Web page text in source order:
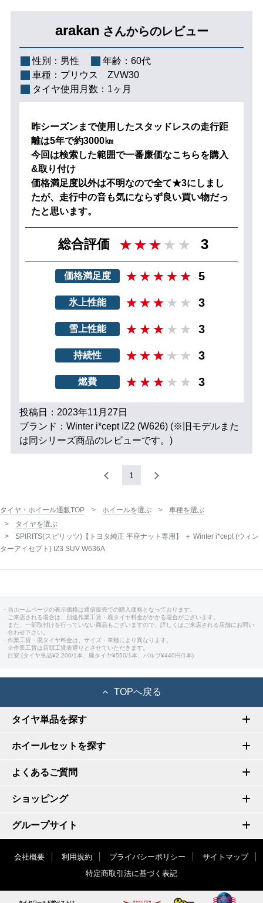
arakan さんからのレビュー
性別： 男性 年齢： 60代
車種： プリウス ZVW30
タイヤ使用月数： 1ヶ月
昨シーズンまで使用したスタッドレスの走行距
離は5年で約3000㎞
今回は検索した範囲で一番廉価なこちらを購入
&取り付け
価格満足度以外は不明なので全て★3にしまし
たが、走行中の音も気にならず良い買い物だっ
たと思います。
総合評価 3
価格満足度 5
氷上性能 3
雪上性能 3
持続性 3
燃費 3
投稿日：2023年11月27日
ブランド：Winter i*cept IZ2 (W626) (※旧モデルまた
は同シリーズ商品のレビューです。)
1
タイヤ・ホイール通販TOP ホイールを選ぶ
車種を選ぶ
タイヤを選ぶ
SPIRITS(スピリッツ)【トヨタ純正 平座ナット専用】 ＋ Winter i*cept (ウィン
ターアイセプト) IZ3 SUV W636A
・当ホームページの表示価格は通信販売での購入価格となっております。
ご来店される場合は、別途作業工賃・廃タイヤ料金がかかる場合がございます。
また、一部取付けを行っていない商品もございますので、詳しくはご来店される店舗にお問い
合わせ下さい。
・作業工賃・廃タイヤ料金は、サイズ・車種により異なります。
※作業工賃は店頭工賃表通りとさせていただきます。
目安:(タイヤ単品¥2,200/1本、廃タイヤ¥550/1本、バルブ¥440円/1本)
TOPへ戻る
タイヤ単品を探す
ホイールセットを探す
よくあるご質問
ショッピング
グループサイト
会社概要 利用規約 プライバシーポリシー
サイトマップ
特定商取引法に基づく表記